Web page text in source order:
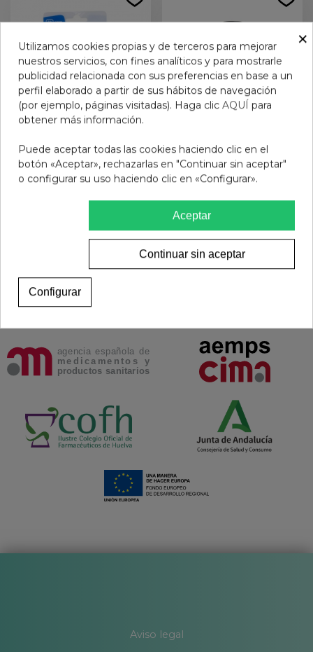
PLANTILLAS MINI
DESCANSO DE SILICONA
COMFORSIL 2 UNIDADES
CC257
Laca de uñas Mia
MAHOGANY 2694
Añadir al carrito
Aviso legal
×
Utilizamos cookies propias y de terceros para mejorar
nuestros servicios, con fines analíticos y para mostrarle
publicidad relacionada con sus preferencias en base a un
perfil elaborado a partir de sus hábitos de navegación
(por ejemplo, páginas visitadas). Haga clic AQUÍ para
obtener más información.
Puede aceptar todas las cookies haciendo clic en el
botón «Aceptar», rechazarlas en "Continuar sin aceptar"
o configurar su uso haciendo clic en «Configurar».
Aceptar
Continuar sin aceptar
Configurar